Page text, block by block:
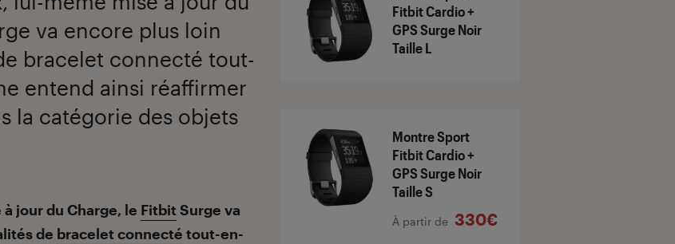
va encore plus loin
bracelet connecté tout-
entend ainsi réaffirmer
la catégorie des objets
jour du Charge, le Fitbit Surge va
de bracelet connecté tout-en-
Fitbit Cardio +
GPS Surge Noir
Taille L
Montre Sport
Fitbit Cardio +
GPS Surge Noir
Taille S
À partir de 330€